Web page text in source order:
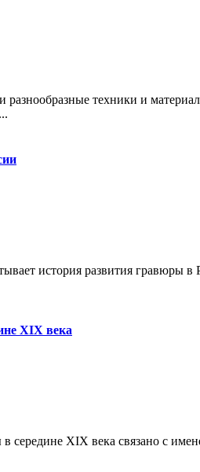
разнообразные техники и
история развития гравюры в
XIX века
середине XIX века связано с